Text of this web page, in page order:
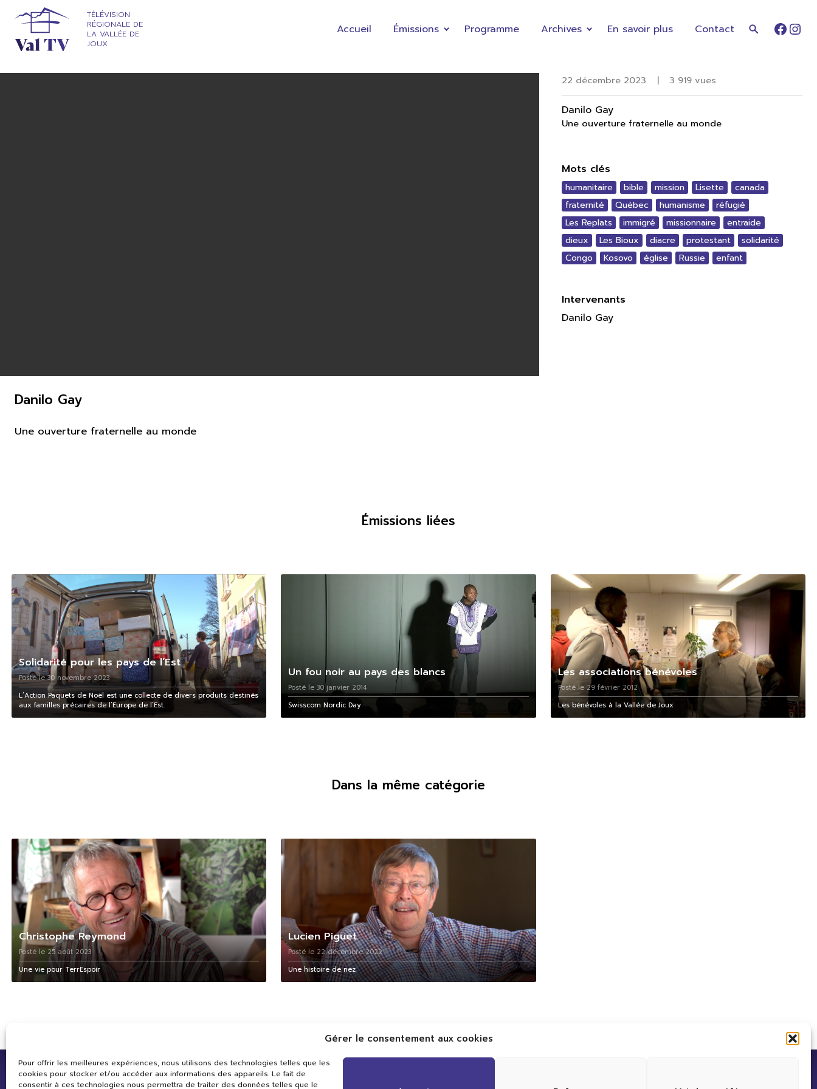
Gérer le consentement aux cookies
Pour offrir les meilleures expériences, nous utilisons des technologies telles que les
cookies pour stocker et/ou accéder aux informations des appareils. Le fait de
consentir à ces technologies nous permettra de traiter des données telles que le
TÉLÉVISION
RÉGIONALE DE
LA VALLÉE DE
JOUX
Accueil Émissions Programme Archives En savoir plus Contact
22 décembre 2023 | 3 919 vues
Danilo Gay
Une ouverture fraternelle au monde
Mots clés
humanitaire bible mission Lisette
canada
fraternité
Québec humanisme
réfugié
Les Replats
immigré missionnaire
entraide
dieux
Les Bioux diacre protestant
solidarité
Congo
Kosovo église Russie enfant
Intervenants
Danilo Gay
Danilo Gay
Une ouverture fraternelle au monde
Émissions liées
Solidarité pour les pays de l’Est
Posté le 30 novembre 2023
L’Action Paquets de Noël est une collecte de divers produits destinés
aux familles précaires de l’Europe de l’Est.
Un fou noir au pays des blancs
Posté le 30 janvier 2014
Swisscom Nordic Day
Les associations bénévoles
Posté le 29 février 2012
Les bénévoles à la Vallée de Joux
Dans la même catégorie
Christophe Reymond
Posté le 25 août 2023
Une vie pour TerrEspoir
Lucien Piguet
Posté le 22 décembre 2022
Une histoire de nez